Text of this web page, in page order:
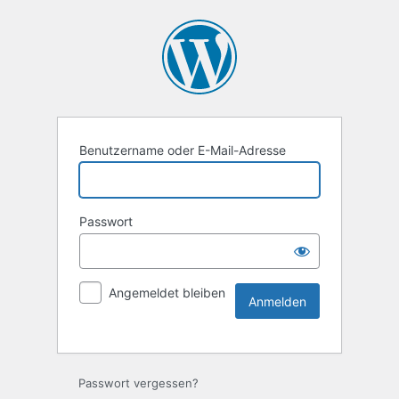
Benutzername oder E-Mail-Adresse
Passwort
Angemeldet bleiben
Passwort vergessen?